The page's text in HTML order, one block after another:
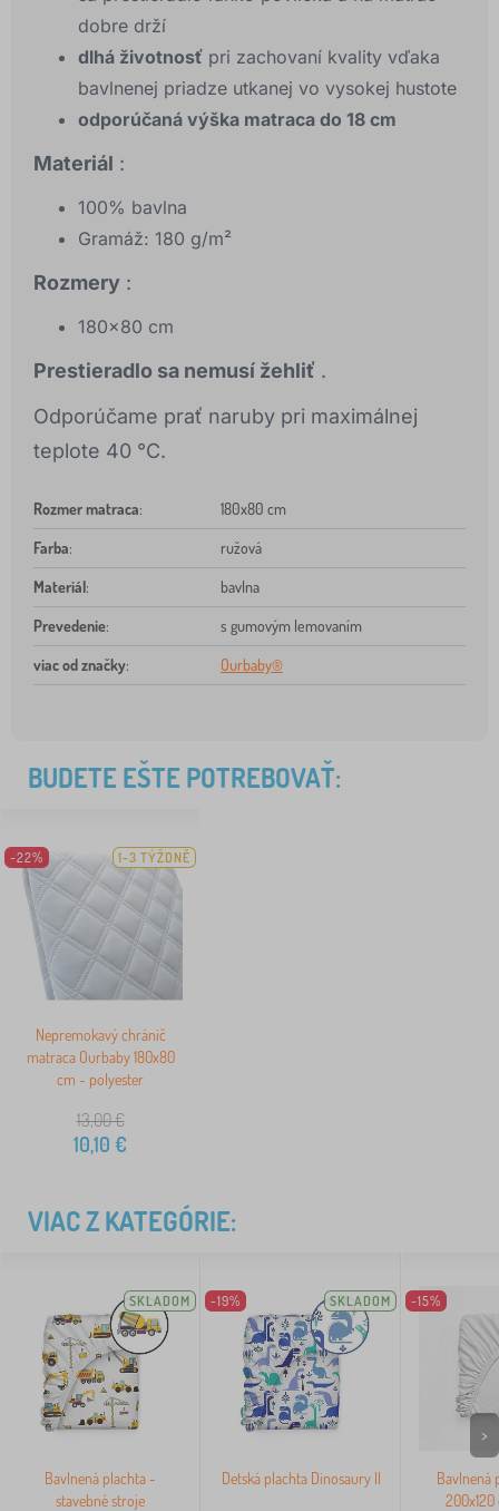
dobre drží
dlhá životnosť pri zachovaní kvality vďaka
bavlnenej priadze utkanej vo vysokej hustote
odporúčaná výška matraca do 18 cm
Materiál :
100% bavlna
Gramáž: 180 g/m²
Rozmery :
180x80 cm
Prestieradlo sa nemusí žehliť .
Odporúčame prať naruby pri maximálnej
teplote 40 °C.
Rozmer matraca: 180x80 cm
Farba: ružová
Materiál: bavlna
Prevedenie: s gumovým lemovaním
viac od značky: Ourbaby®
BUDETE EŠTE POTREBOVAŤ:
-22% 1-3 TÝŽDNĚ
Nepremokavý chránič
matraca Ourbaby 180x80
cm - polyester
13,00€
10,10 €
VIAC Z KATEGÓRIE:
SKLADOM
Bavlnená plachta -
stavebné stroje
-19% SKLADOM
Detská plachta Dinosaury II
-15%
Bavlnená
>